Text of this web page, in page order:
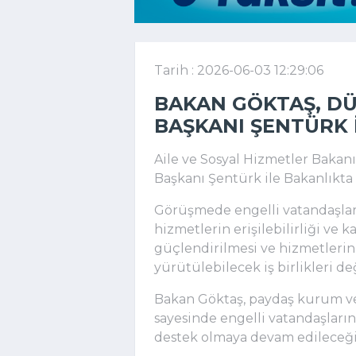
Tarih : 2026-06-03 12:29:06
BAKAN GÖKTAŞ,
BAŞKANI ŞENTÜRK
Aile ve Sosyal Hizmetler Bakanı
Başkanı Şentürkile
Görüşmede engelli
hizmetlerin erişilebilirliği ve
güçlendirilmesi ve hizmetlerin
yürütülebilecek iş birlikleri
Bakan Göktaş, paydaş
sayesinde engelli
destek olmaya devam